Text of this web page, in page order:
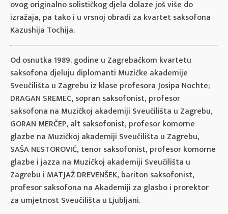
ovog originalno solističkog djela dolaze još više do
izražaja, pa tako i u vrsnoj obradi za kvartet saksofona
Kazushija Tochija.
Od osnutka 1989. godine u Zagrebačkom kvartetu
saksofona djeluju diplomanti Muzičke akademije
Sveučilišta u Zagrebu iz klase profesora Josipa Nochte;
DRAGAN SREMEC, sopran saksofonist, profesor
saksofona na Muzičkoj akademiji Sveučilišta u Zagrebu,
GORAN MERČEP, alt saksofonist, profesor komorne
glazbe na Muzičkoj akademiji Sveučilišta u Zagrebu,
SAŠA NESTOROVIĆ, tenor saksofonist, profesor komorne
glazbe i jazza na Muzičkoj akademiji Sveučilišta u
Zagrebu i MATJAŽ DREVENŠEK, bariton saksofonist,
profesor saksofona na Akademiji za glasbo i prorektor
za umjetnost Sveučilišta u Ljubljani.